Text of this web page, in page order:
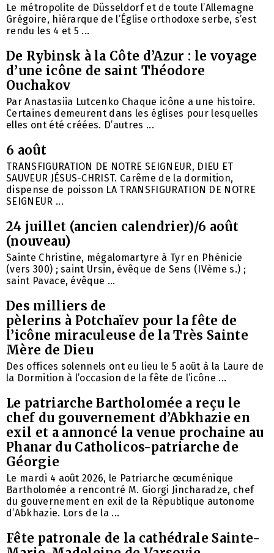
Le métropolite de Düsseldorf et de toute l’Allemagne
Grégoire, hiérarque de l’Église orthodoxe serbe, s’est
rendu les 4 et 5 ...
De Rybinsk à la Côte d’Azur : le voyage
d’une icône de saint Théodore
Ouchakov
Par Anastasiia Lutcenko Chaque icône a une histoire.
Certaines demeurent dans les églises pour lesquelles
elles ont été créées. D’autres ...
6 août
TRANSFIGURATION DE NOTRE SEIGNEUR, DIEU ET
SAUVEUR JÉSUS-CHRIST. Carême de la dormition,
dispense de poisson LA TRANSFIGURATION DE NOTRE
SEIGNEUR ...
24 juillet (ancien calendrier)/6 août
(nouveau)
Sainte Christine, mégalomartyre à Tyr en Phénicie
(vers 300) ; saint Ursin, évêque de Sens (IVème s.) ;
saint Pavace, évêque ...
Des milliers de
pèlerins à Potchaïev pour la fête de
l’icône miraculeuse de la Très Sainte
Mère de Dieu
Des offices solennels ont eu lieu le 5 août à la Laure de
la Dormition à l’occasion de la fête de l’icône ...
Le patriarche Bartholomée a reçu le
chef du gouvernement d’Abkhazie en
exil et a annoncé la venue prochaine au
Phanar du Catholicos-patriarche de
Géorgie
Le mardi 4 août 2026, le Patriarche œcuménique
Bartholomée a rencontré M. Giorgi Jincharadze, chef
du gouvernement en exil de la République autonome
d’Abkhazie. Lors de la ...
Fête patronale de la cathédrale Sainte-